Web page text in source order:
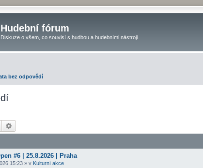
Hudební fórum
Diskuze o všem, co souvisí s hudbou a hudebními nástroji.
bez odpovědí
Hledat
#6 | 25.8.2026 | Praha
15:23 » v Kulturní akce